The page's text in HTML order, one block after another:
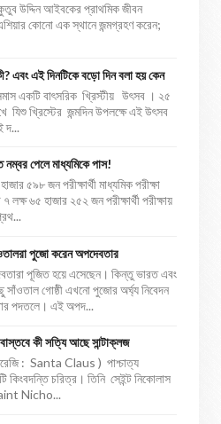
আইবকের প্রাথমিক জীবন
কোনো এক স্থানে জন্মগ্রহণ করেন;
এবং এই দিনটিকে বড়ো দিন বলা হয় কেন
একটি বাৎসরিক খ্রিস্টীয় উৎসব । ২৫
যিশু খ্রিস্টের জন্মদিন উপলক্ষে এই উৎসব
দ...
পেলে মাধ্যমিকে পাস!
৫৯৮ জন পরীক্ষার্থী মাধ্যমিক পরীক্ষা
লক্ষ ৬৫ হাজার ২৫২ জন পরীক্ষার্থী পরীক্ষায়
পুজো করেন অপদেবতার
পূজিত হয়ে এসেছেন। কিন্তু ভারত এবং
সাঁওতাল গোষ্ঠী এখনো পুজোর অর্ঘ্য নিবেদন
পদতলে। এই অপদ...
কী সত্যি আছে সান্টাক্লজ
: Santa Claus ) পাশ্চাত্য
কিংবদন্তি চরিত্র। তিনি সেইন্ট নিকোলাস
Nicho...